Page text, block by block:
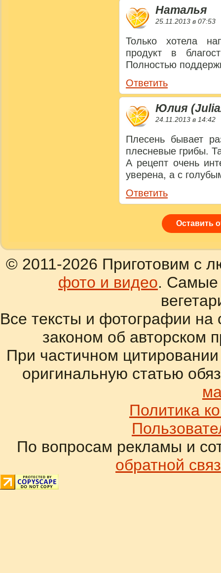
Наталья
25.11.2013 в 07:53
Только хотела
продукт в
Полностью
Ответить
Юлия
24.11.2013 в 14:42
Плесень бывает
плесневые грибы.
А рецепт очень
уверена, а с
Ответить
Оставить
© 2011-2026 Приготовим с
фото и видео. Самые
Все тексты и фотографии
законом об авторском
При частичном
оригинальную статью
Политика
По вопросам рекламы и
обратной